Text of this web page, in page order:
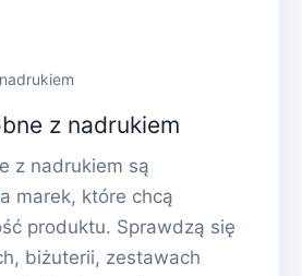
z nadrukiem
z nadrukiem są
marek, które chcą
produktu. Sprawdzą się
biżuterii, zestawach